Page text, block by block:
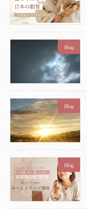
Blog
Blog
Blog